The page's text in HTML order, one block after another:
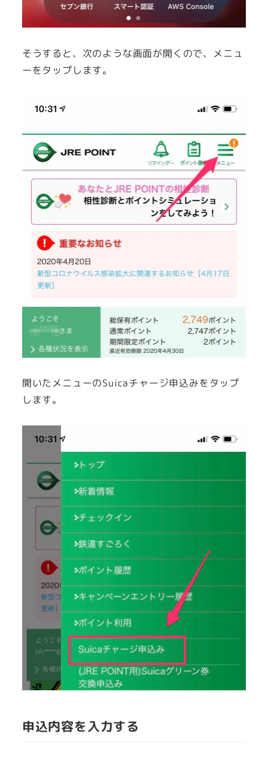
そうすると、次のような画面が開くので、メニュ
ーをタップします。
開いたメニューのSuicaチャージ申込みをタップ
します。
申込内容を入力する